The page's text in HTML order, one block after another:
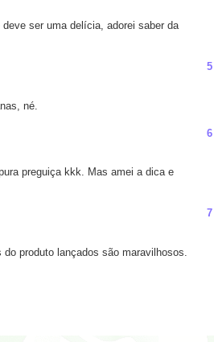
ser uma delícia, adorei saber da
5
né.
6
preguiça kkk. Mas amei a dica e
7
produto lançados são maravilhosos.